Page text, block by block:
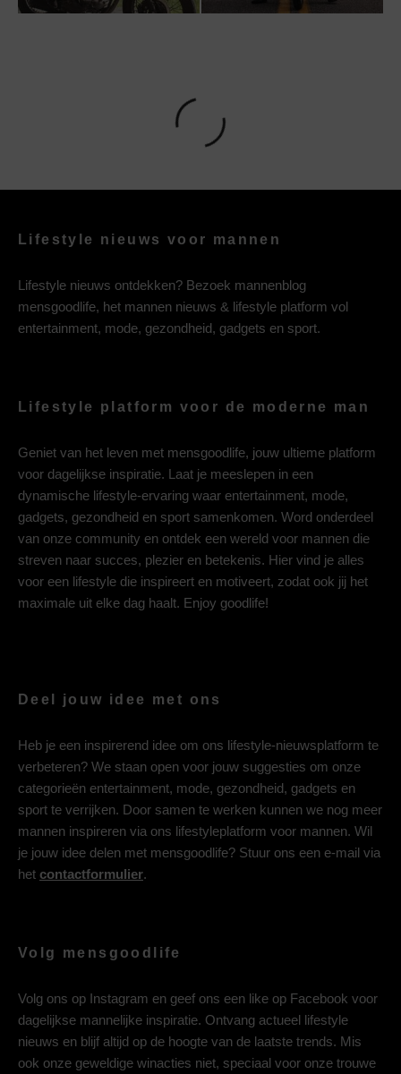
Lifestyle nieuws voor mannen
Lifestyle nieuws ontdekken? Bezoek mannenblog
mensgoodlife, het mannen nieuws & lifestyle platform vol
entertainment, mode, gezondheid, gadgets en sport.
Lifestyle platform voor de moderne man
Geniet van het leven met mensgoodlife, jouw ultieme platform
voor dagelijkse inspiratie. Laat je meeslepen in een
dynamische lifestyle-ervaring waar entertainment, mode,
gadgets, gezondheid en sport samenkomen. Word onderdeel
van onze community en ontdek een wereld voor mannen die
streven naar succes, plezier en betekenis. Hier vind je alles
voor een lifestyle die inspireert en motiveert, zodat ook jij het
maximale uit elke dag haalt. Enjoy goodlife!
Deel jouw idee met ons
Heb je een inspirerend idee om ons lifestyle-nieuwsplatform te
verbeteren? We staan open voor jouw suggesties om onze
categorieën entertainment, mode, gezondheid, gadgets en
sport te verrijken. Door samen te werken kunnen we nog meer
mannen inspireren via ons lifestyleplatform voor mannen. Wil
je jouw idee delen met mensgoodlife? Stuur ons een e-mail via
het contactformulier.
Volg mensgoodlife
Volg ons op Instagram en geef ons een like op Facebook voor
dagelijkse mannelijke inspiratie. Ontvang actueel lifestyle
nieuws en blijf altijd op de hoogte van de laatste trends. Mis
ook onze geweldige winacties niet, speciaal voor onze trouwe